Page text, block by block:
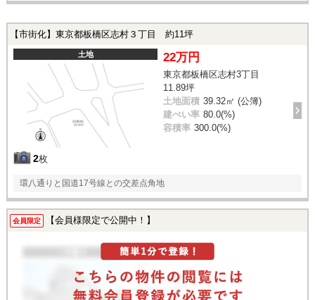
【市街化】東京都板橋区志村３丁目 約11坪
土地
2枚
22万円
東京都板橋区志村3丁目
11.89坪
土地面積 39.32㎡ (公簿)
建ぺい率 80.0(%)
容積率 300.0(%)
環八通りと国道17号線との交差点角地
会員限定 【会員様限定で公開中！】